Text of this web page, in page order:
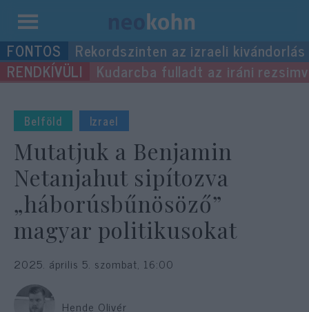
Kilépés
a
tartalomba
Rekordszinten az izraeli kivándorlás
Kudarcba fulladt az iráni
Belföld Izrael
Mutatjuk a Benjamin
Netanjahut sipítozva
„háborúsbűnösöző”
magyar politikusokat
2025. április 5. szombat, 16:00
Hende Olivér